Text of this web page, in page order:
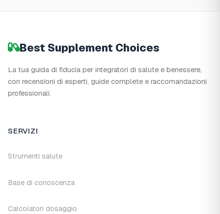
Best Supplement Choices
La tua guida di fiducia per integratori di salute e benessere,
con recensioni di esperti, guide complete e raccomandazioni
professionali.
SERVIZI
Strumenti salute
Base di conoscenza
Calcolatori dosaggio